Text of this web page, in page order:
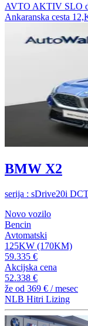
AVTO AKTIV SLO
Ankaranska cesta
BMW X2
serija : sDrive20i
Novo vozilo
Bencin
Avtomatski
125KW (170KM)
59.335 €
Akcijska cena
52.338 €
že od 369 € / mesec
NLB Hitri Lizing